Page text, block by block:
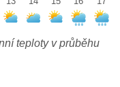
teploty v průběhu